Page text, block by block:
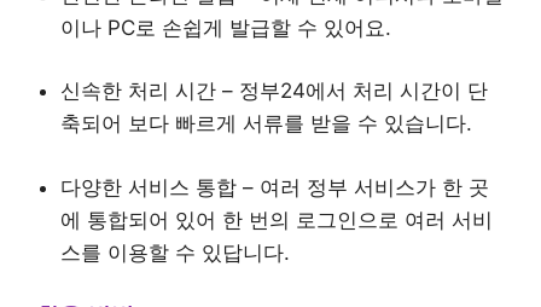
이나 PC로 손쉽게 발급할 수 있어요.
신속한 처리 시간 – 정부24에서 처리 시간이 단
축되어 보다 빠르게 서류를 받을 수 있습니다.
다양한 서비스 통합 – 여러 정부 서비스가 한 곳
에 통합되어 있어 한 번의 로그인으로 여러 서비
스를 이용할 수 있답니다.